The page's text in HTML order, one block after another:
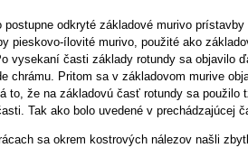
postupne odkryté základové murivo
pieskovo-ílovité murivo, použité ako
vysekaní časti základy rotundy sa objavilo
chrámu. Pritom sa v základovom murive
to, že na základovú časť rotundy sa použilo
Tak ako bolo uvedené v prechádzajúcej
sa okrem kostrových nálezov našli